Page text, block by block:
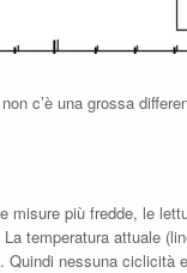
c’è una grossa
misure più fredde, le
La temperatura attuale
Quindi nessuna ciclicità